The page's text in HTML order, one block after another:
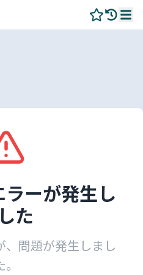
ーが発生し
た
、問題が発生しまし